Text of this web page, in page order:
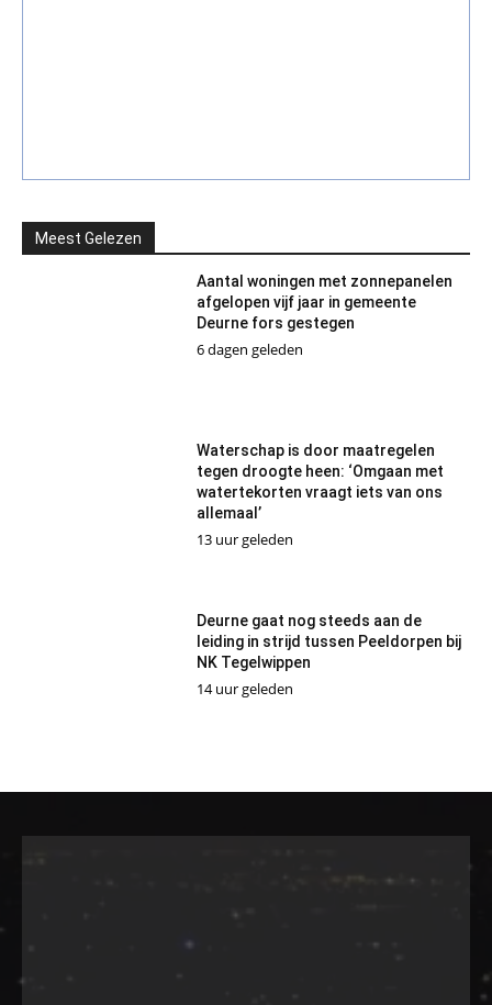
Meest Gelezen
Aantal woningen met zonnepanelen
afgelopen vijf jaar in gemeente
Deurne fors gestegen
6 dagen geleden
Waterschap is door maatregelen
tegen droogte heen: ‘Omgaan met
watertekorten vraagt iets van ons
allemaal’
13 uur geleden
Deurne gaat nog steeds aan de
leiding in strijd tussen Peeldorpen bij
NK Tegelwippen
14 uur geleden